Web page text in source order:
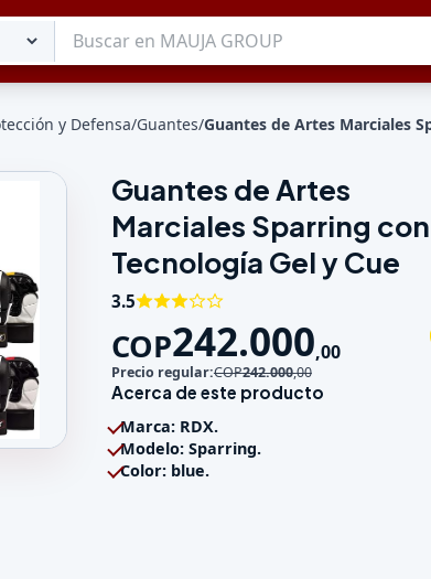
Favoritos
y Defensa/Guantes/Guantes de Artes Marciales
con Tecnología Gel y Cue
Guantes de Artes
Marciales Sparring con
Tecnología Gel y Cue
3.5
COP242.000,00
Precio regular:COP242.000,00
Acerca de este producto
Marca: RDX.
Modelo: Sparring.
Color: blue.